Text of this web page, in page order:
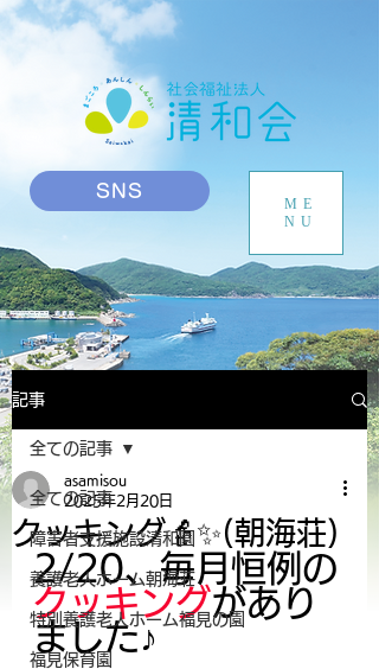
SNS
ME
NU
記事
全ての記事
障害者支援施設清和園
養護老人ホーム朝海荘
特別養護老人ホーム福見の園
福見保育園
全ての記事
クッキング👵✨(朝海荘)
asamisou
2025年2月20日
2/20、毎月恒例の
クッキングがあり
ました♪